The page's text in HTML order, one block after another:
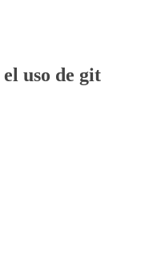
uso de git